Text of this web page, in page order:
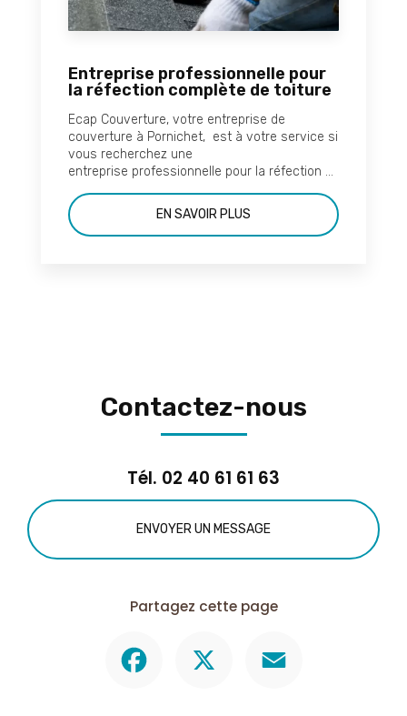
Entreprise professionnelle pour
la réfection complète de toiture
Ecap Couverture, votre entreprise de
couverture à Pornichet, est à votre service si
vous recherchez une
entreprise professionnelle pour la réfection ...
EN SAVOIR PLUS
Contactez-nous
Tél. 02 40 61 61 63
ENVOYER UN MESSAGE
Partagez cette page